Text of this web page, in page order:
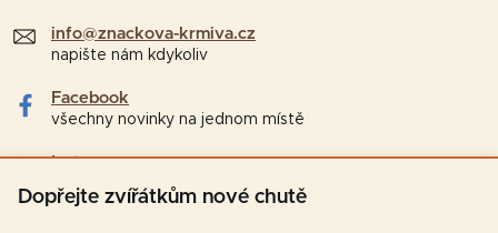
Dopřejte zvířátkům nové chutě
info@znackova-krmiva.cz
napište nám kdykoliv
Facebook
všechny novinky na jednom místě
Instagram
tipy a zajímavosti pro chovatele